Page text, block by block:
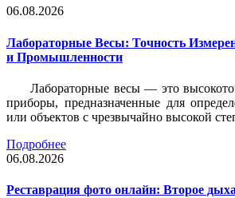
06.08.2026
Лабораторные Весы: Точность
и Промышленности
Лабораторные весы — это
приборы, предназначенные для
или объектов с чрезвычайно высокой
Подробнее
06.08.2026
Реставрация фото онлайн: Второе